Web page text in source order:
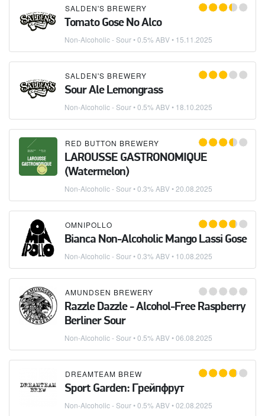
SALDEN'S BREWERY
Tomato Gose No Alco
Non-Alcoholic - Sour• 0.5% ABV • 15.11.2025
SALDEN'S BREWERY
Sour Ale Lemongrass
Non-Alcoholic - Sour• 0.5% ABV • 18.10.2025
RED BUTTON BREWERY
LAROUSSE GASTRONOMIQUE
(Watermelon)
Non-Alcoholic - Sour• 0.3% ABV •20.08.2025
OMNIPOLLO
Bianca Non-Alcoholic Mango Lassi Gose
Non-Alcoholic - Sour• 0.3% ABV • 10.08.2025
AMUNDSEN BREWERY
Razzle Dazzle - Alcohol-Free Raspberry
Berliner Sour
Non-Alcoholic - Sour• 0.5% ABV •06.08.2025
DREAMTEAM BREW
Sport Garden: Грейпфрут
Non-Alcoholic - Sour• 0.5% ABV •02.08.2025